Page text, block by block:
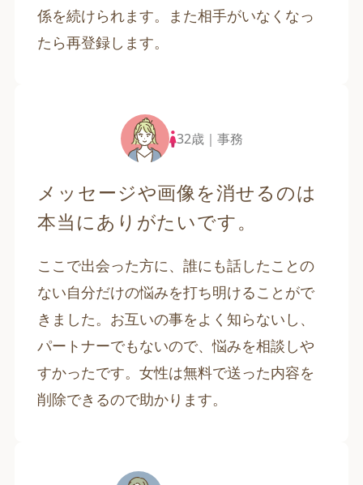
係を続けられます。また相手がいなくなっ
たら再登録します。
32歳｜事務
メッセージや画像を消せるのは
本当にありがたいです。
ここで出会った方に、誰にも話したことの
ない自分だけの悩みを打ち明けることがで
きました。お互いの事をよく知らないし、
パートナーでもないので、悩みを相談しや
すかったです。女性は無料で送った内容を
削除できるので助かります。